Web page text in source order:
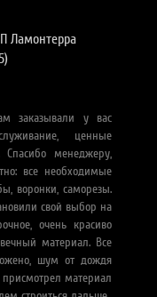
Ламонтерра
заказывали у вас
ценные
Спасибо менеджеру,
все необходимые
воронки, саморезы.
свой выбор на
очень красиво
материал. Все
шум от дождя
материал